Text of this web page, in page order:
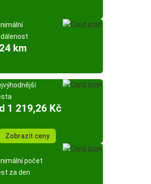
km
1 219,26 Kč
Zobrazit ceny
počet
za den